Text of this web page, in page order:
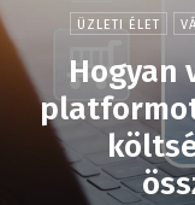
ÜZLETI ÉLET
Hogyan
platformot